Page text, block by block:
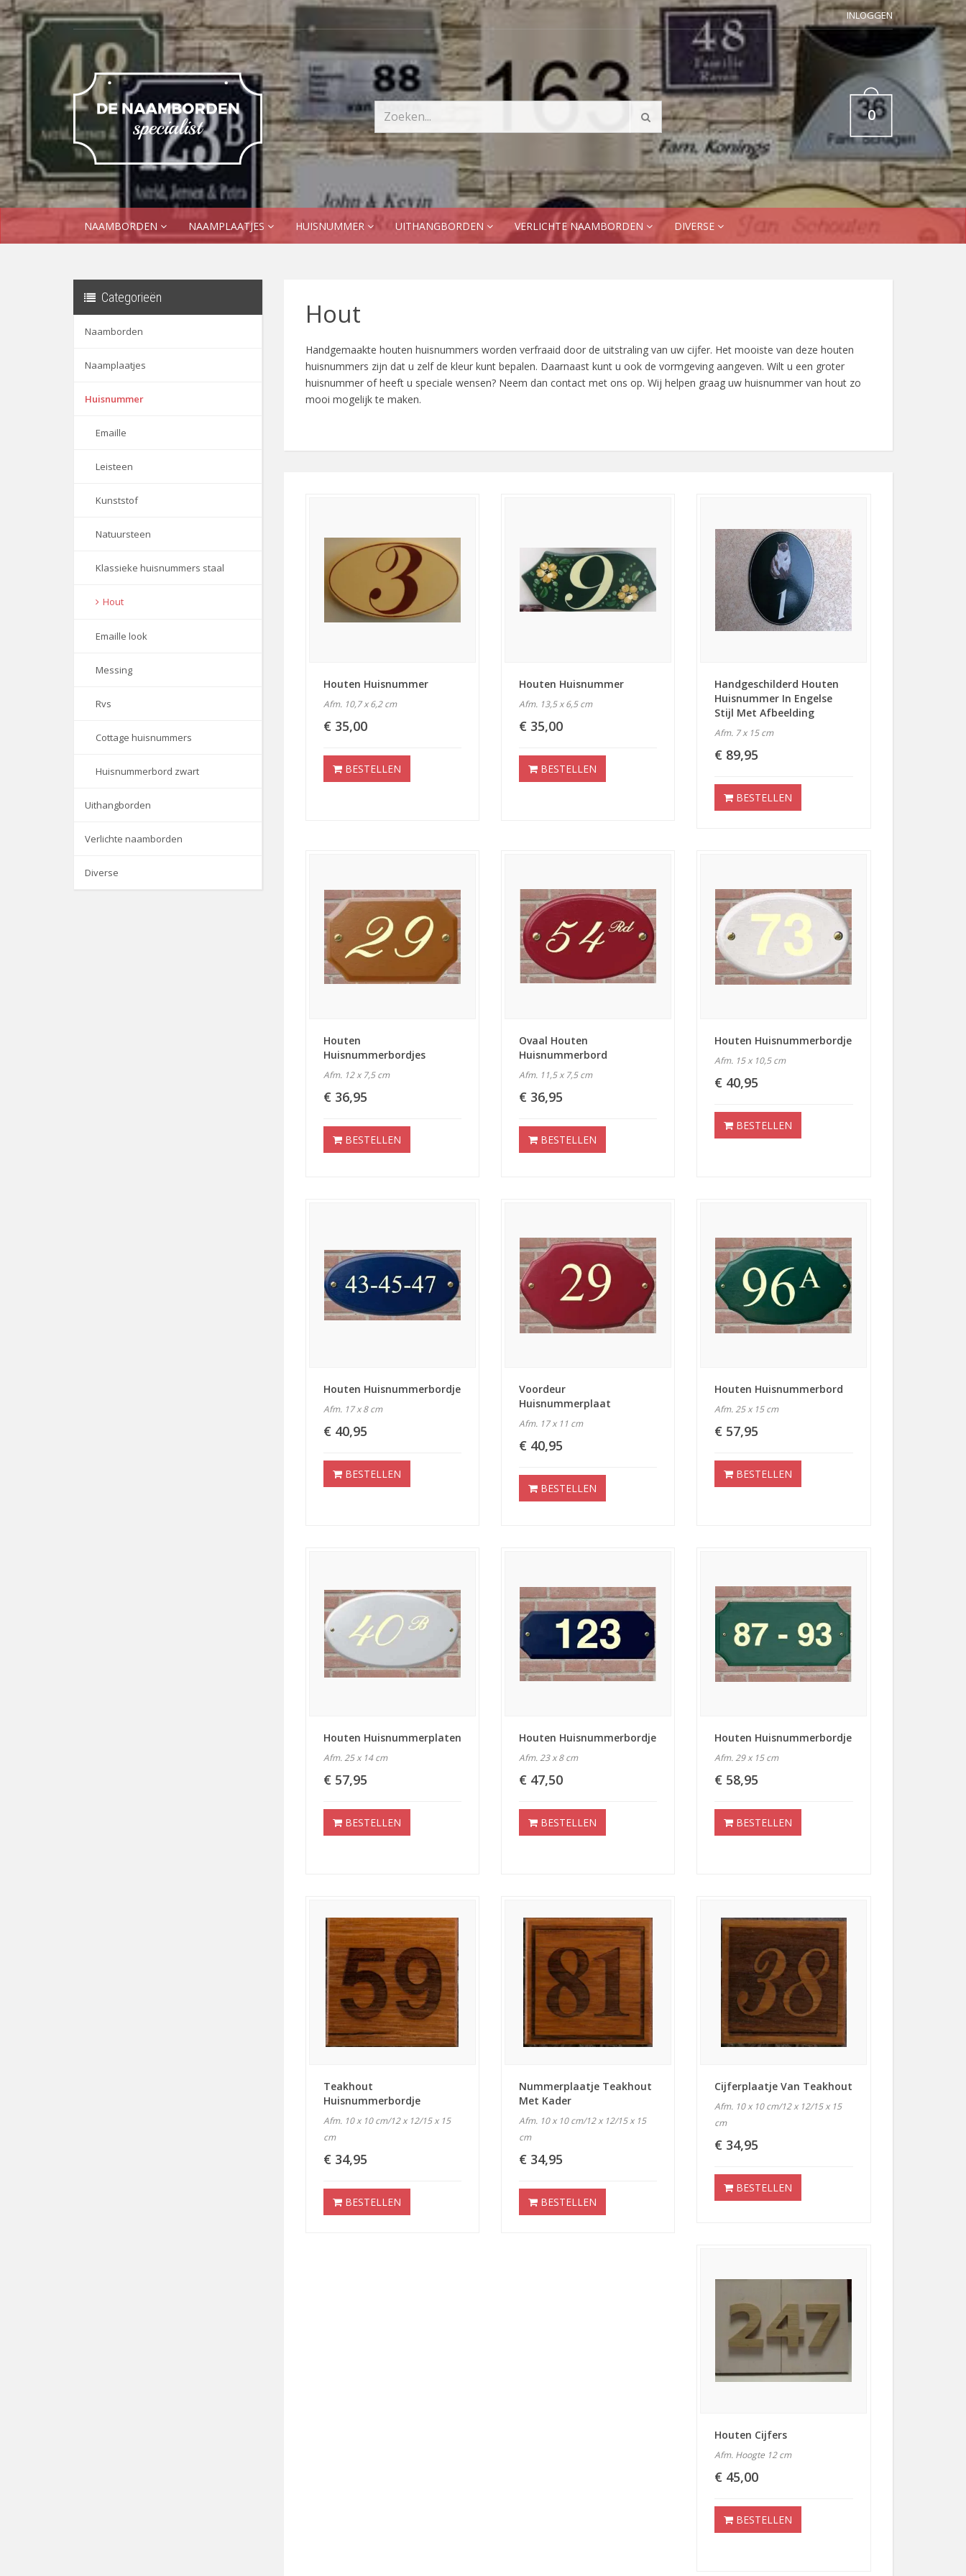
INLOGGEN
0
NAAMBORDEN NAAMPLAATJES HUISNUMMER UITHANGBORDEN VERLICHTE NAAMBORDEN DIVERSE
Categorieën
Naamborden
Naamplaatjes
Huisnummer
Emaille
Leisteen
Kunststof
Natuursteen
Klassieke huisnummers staal
Hout
Emaille look
Messing
Rvs
Cottage huisnummers
Huisnummerbord zwart
Uithangborden
Verlichte naamborden
Diverse
Hout
Handgemaakte houten huisnummers worden verfraaid door de uitstraling van uw cijfer. Het mooiste van deze houten
huisnummers zijn dat u zelf de kleur kunt bepalen. Daarnaast kunt u ook de vormgeving aangeven. Wilt u een groter
huisnummer of heeft u speciale wensen? Neem dan contact met ons op. Wij helpen graag uw huisnummer van hout zo
mooi mogelijk te maken.
Houten Huisnummer
Afm. 10,7 x 6,2 cm
€ 35,00
BESTELLEN
Houten Huisnummer
Afm. 13,5 x 6,5 cm
€ 35,00
BESTELLEN
Handgeschilderd Houten
Huisnummer In Engelse
Stijl Met Afbeelding
Afm. 7 x 15 cm
€ 89,95
BESTELLEN
Houten
Huisnummerbordjes
Afm. 12 x 7,5 cm
€ 36,95
BESTELLEN
Ovaal Houten
Huisnummerbord
Afm. 11,5 x 7,5 cm
€ 36,95
BESTELLEN
Houten Huisnummerbordje
Afm. 15 x 10,5 cm
€ 40,95
BESTELLEN
Houten Huisnummerbordje
Afm. 17 x 8 cm
€ 40,95
BESTELLEN
Voordeur
Huisnummerplaat
Afm. 17 x 11 cm
€ 40,95
BESTELLEN
Houten Huisnummerbord
Afm. 25 x 15 cm
€ 57,95
BESTELLEN
Houten Huisnummerplaten
Afm. 25 x 14 cm
€ 57,95
BESTELLEN
Houten Huisnummerbordje
Afm. 23 x 8 cm
€ 47,50
BESTELLEN
Houten Huisnummerbordje
Afm. 29 x 15 cm
€ 58,95
BESTELLEN
Teakhout
Huisnummerbordje
Afm. 10 x 10 cm/12 x 12/15 x 15
cm
€ 34,95
BESTELLEN
Nummerplaatje Teakhout
Met Kader
Afm. 10 x 10 cm/12 x 12/15 x 15
cm
€ 34,95
BESTELLEN
Cijferplaatje Van Teakhout
Afm. 10 x 10 cm/12 x 12/15 x 15
cm
€ 34,95
BESTELLEN
Houten Cijfers
Afm. Hoogte 12 cm
€ 45,00
BESTELLEN